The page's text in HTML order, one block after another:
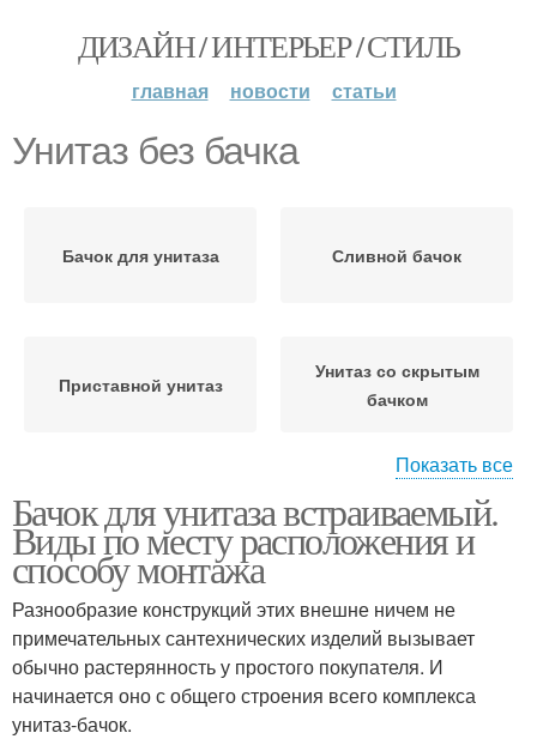
ДИЗАЙН / ИНТЕРЬЕР / СТИЛЬ
главная новости статьи
Унитаз без бачка
Бачок для унитаза Сливной бачок
Приставной унитаз
Унитаз со скрытым
бачком
Безбачковый унитаз
унитаза
Подвесной унитаз
Показать все
Бачок для унитаза встраиваемый.
Виды по месту расположения и
способу монтажа
Разнообразие конструкций этих внешне ничем не
примечательных сантехнических изделий вызывает
обычно растерянность у простого покупателя. И
начинается оно с общего строения всего комплекса
унитаз‑бачок.